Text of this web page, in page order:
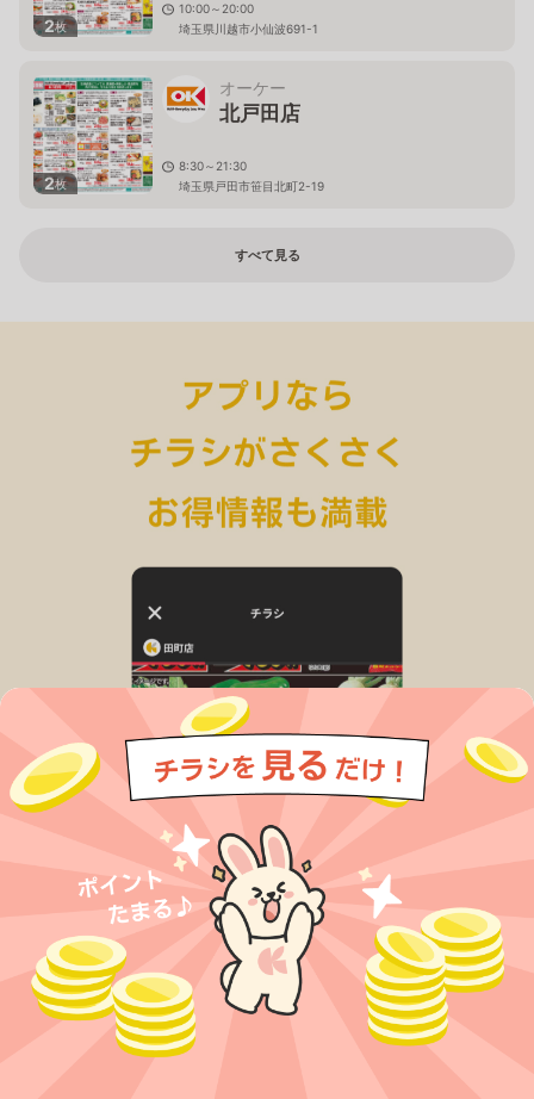
2枚
10:00～20:00
埼玉県川越市小仙波691-1
2枚
オーケー
北戸田店
8:30～21:30
埼玉県戸田市笹目北町2-19
すべて見る